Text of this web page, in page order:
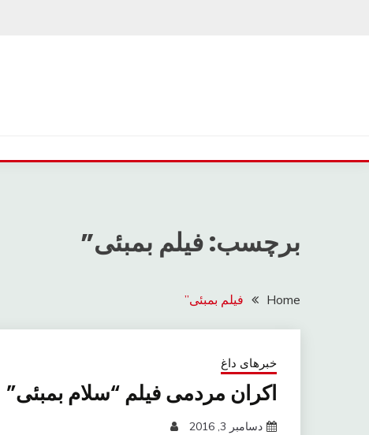
برچسب: فیلم بمبئی”
Home فیلم بمبئی”
خبرهای داغ
اکران مردمی فیلم “سلام بمبئی”
دسامبر 3, 2016